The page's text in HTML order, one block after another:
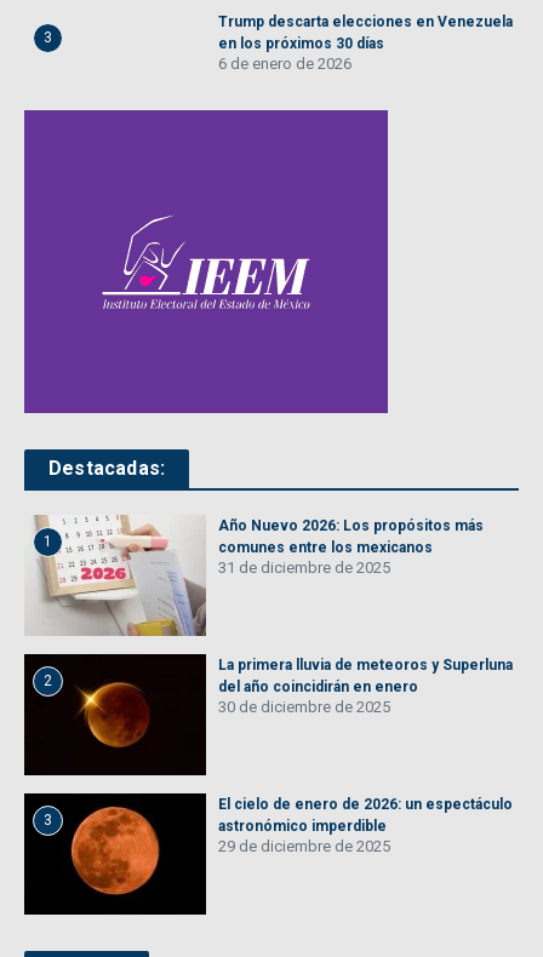
3
Trump descarta elecciones en Venezuela
en los próximos 30 días
6 de enero de 2026
Destacadas:
1
Año Nuevo 2026: Los propósitos más
comunes entre los mexicanos
31 de diciembre de 2025
2
La primera lluvia de meteoros y Superluna
del año coincidirán en enero
30 de diciembre de 2025
3
El cielo de enero de 2026: un espectáculo
astronómico imperdible
29 de diciembre de 2025